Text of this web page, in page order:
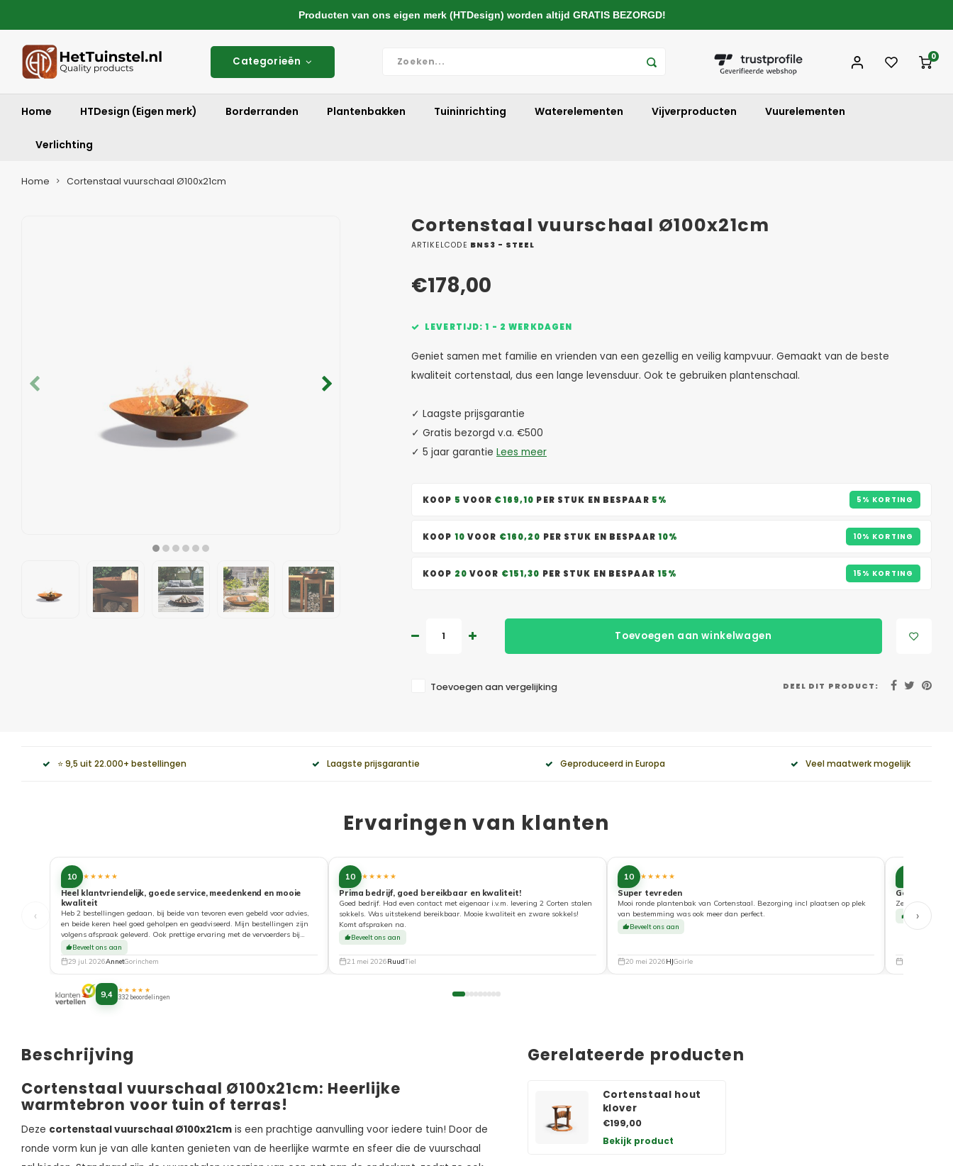
Categorieën 0
Home HTDesign (Eigen merk) Borderranden Plantenbakken Tuininrichting Waterelementen Vijverproducten Vuurelementen
Verlichting
Home Cortenstaal vuurschaal Ø100x21cm
Cortenstaal vuurschaal Ø100x21cm
ARTIKELCODE BNS3 - STEEL
€178,00
LEVERTIJD: 1 - 2 WERKDAGEN
Geniet samen met familie en vrienden van een gezellig en veilig kampvuur. Gemaakt van de beste
kwaliteit cortenstaal, dus een lange levensduur. Ook te gebruiken plantenschaal.
✓ Laagste prijsgarantie
✓ Gratis bezorgd v.a. €500
✓ 5 jaar garantie Lees meer
KOOP 5 VOOR €169,10 PER STUK EN BESPAAR 5% 5% KORTING
KOOP 10 VOOR €160,20 PER STUK EN BESPAAR 10% 10% KORTING
KOOP 20 VOOR €151,30 PER STUK EN BESPAAR 15% 15% KORTING
Toevoegen aan winkelwagen
Toevoegen aan vergelijking DEEL DIT PRODUCT:
⭐ 9,5 uit 22.000+ bestellingen Laagste prijsgarantie Geproduceerd in Europa Veel maatwerk mogelijk
Ervaringen van klanten
‹
10 ★★★★★
Heel klantvriendelijk, goede service, meedenkend en mooie
kwaliteit
Heb 2 bestellingen gedaan, bij beide van tevoren even gebeld voor advies,
en beide keren heel goed geholpen en geadviseerd. Mijn bestellingen zijn
volgens afspraak geleverd. Ook prettige ervaring met de vervoerders bij
aflevering. Top!
Beveelt ons aan
29 jul. 2026AnnetGorinchem
10 ★★★★★
Prima bedrijf, goed bereikbaar en kwaliteit!
Goed bedrijf. Had even contact met eigenaar i.v.m. levering 2 Corten stalen
sokkels. Was uitstekend bereikbaar. Mooie kwaliteit en zware sokkels!
Komt afspraken na.
Beveelt ons aan
21 mei 2026RuudTiel
10 ★★★★★
Super tevreden
Mooi ronde plantenbak van Cortenstaal. Bezorging incl plaatsen op plek
van bestemming was ook meer dan perfect.
Beveelt ons aan
20 mei 2026HJGoirle
Goede
Zeer tevreden
Beveelt ons
›
9,4 ★★★★★
332 beoordelingen
Beschrijving
Cortenstaal vuurschaal Ø100x21cm: Heerlijke
warmtebron voor tuin of terras!
Deze cortenstaal vuurschaal Ø100x21cm is een prachtige aanvulling voor iedere tuin! Door de
ronde vorm kun je van alle kanten genieten van de heerlijke warmte en sfeer die de vuurschaal
Gerelateerde producten
Cortenstaal hout
klover
€199,00
Bekijk product
Producten van ons eigen merk (HTDesign) worden altijd GRATIS BEZORGD!